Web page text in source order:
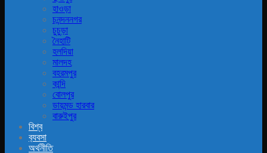
হাওড়া
চনন্দননগর
চুচুড়া
নৈহাটি
হলদিয়া
মালদহ
বহরমপুর
কান্দি
বোলপুর
ডায়মন্ড হারবার
বারুইপুর
বিশ্ব
ব‍্যবসা
অর্থনীতি